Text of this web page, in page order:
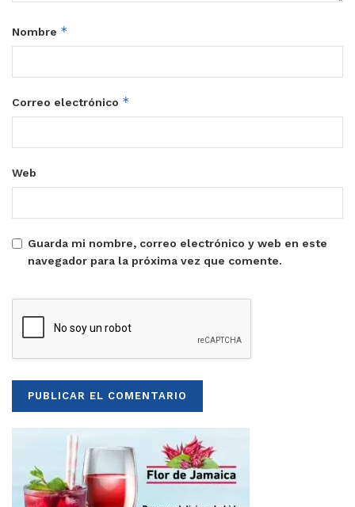
Nombre *
Correo electrónico *
Web
Guarda mi nombre, correo electrónico y web en este
navegador para la próxima vez que comente.